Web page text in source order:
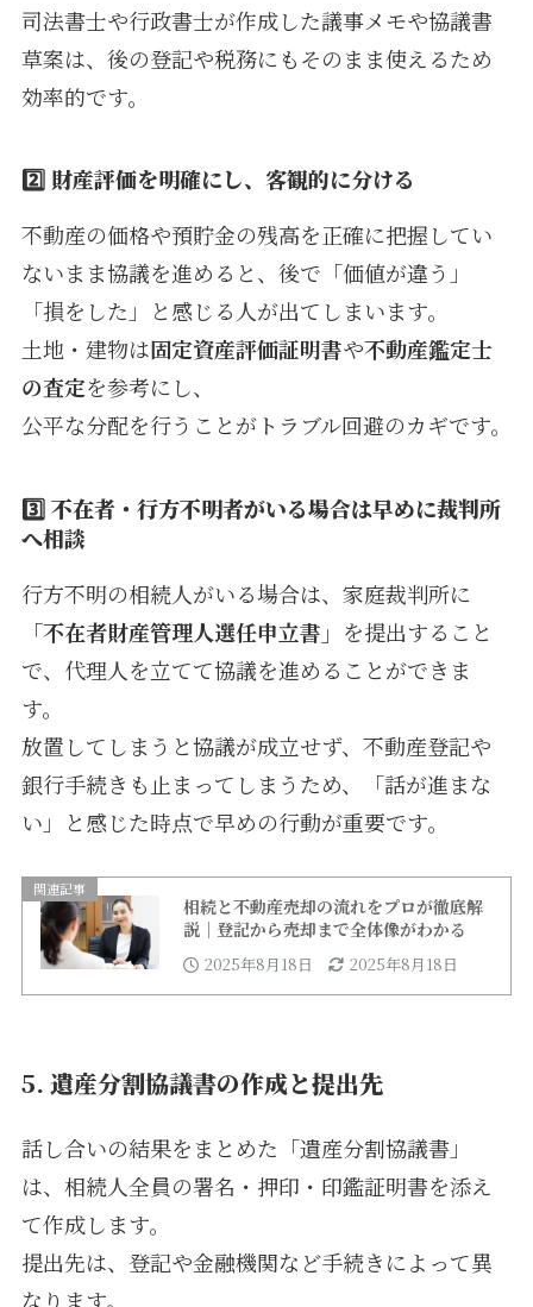
司法書士や行政書士が作成した議事メモや協議書
草案は、後の登記や税務にもそのまま使えるため
効率的です。
2️⃣ 財産評価を明確にし、客観的に分ける
不動産の価格や預貯金の残高を正確に把握してい
ないまま協議を進めると、後で「価値が違う」
「損をした」と感じる人が出てしまいます。
土地・建物は固定資産評価証明書や不動産鑑定士
の査定を参考にし、
公平な分配を行うことがトラブル回避のカギです。
3️⃣不在者・行方不明者がいる場合は早めに裁判所
へ相談
行方不明の相続人がいる場合は、家庭裁判所に
「不在者財産管理人選任申立書」 を提出すること
で、代理人を立てて協議を進めることができま
す。
放置してしまうと協議が成立せず、不動産登記や
銀行手続きも止まってしまうため、「話が進まな
い」と感じた時点で早めの行動が重要です。
関連記事
相続と不動産売却の流れをプロが徹底解
説｜登記から売却まで全体像がわかる
2025年8月18日 2025年8月18日
5. 遺産分割協議書の作成と提出先
話し合いの結果をまとめた「遺産分割協議書」
は、相続人全員の署名・押印・印鑑証明書を添え
て作成します。
提出先は、登記や金融機関など手続きによって異
なります。